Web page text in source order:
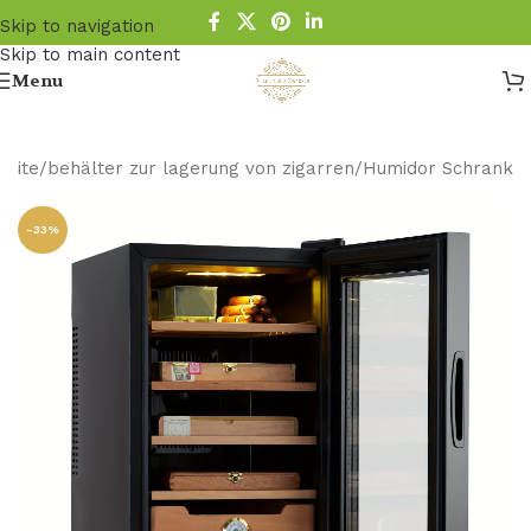
Skip to navigation
Skip to main content
Menu
/behälter zur lagerung von zigarren​/Humidor Schrank
-33%